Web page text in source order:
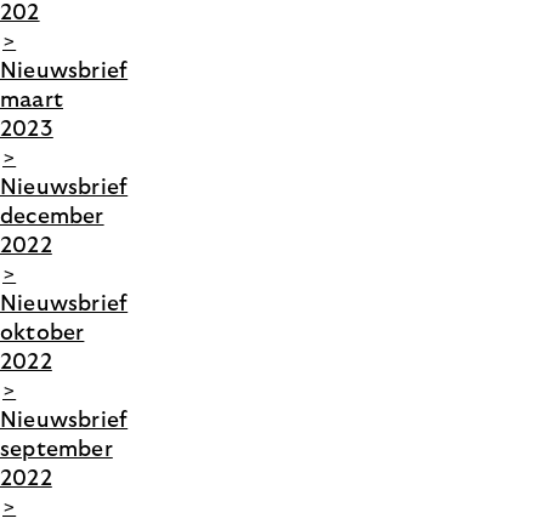
202
>
Nieuwsbrief
maart
2023
>
Nieuwsbrief
december
2022
>
Nieuwsbrief
oktober
2022
>
Nieuwsbrief
september
2022
>